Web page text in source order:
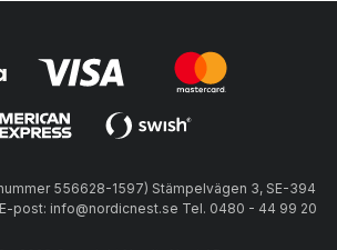
556628-1597) Stämpelvägen 3, SE-394
post: info@nordicnest.se Tel. 0480 - 44 99 20